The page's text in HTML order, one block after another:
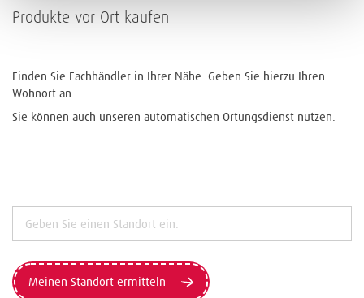
Produkte vor Ort kaufen
Finden Sie Fachhändler in Ihrer Nähe. Geben Sie hierzu Ihren
Wohnort an.
Sie können auch unseren automatischen Ortungsdienst nutzen.
Meinen Standort ermitteln